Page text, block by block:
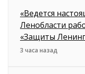
«Ведется
Ленобласти
«Защиты
3 часа назад